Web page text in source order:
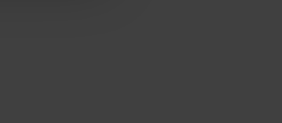
Die USA
auf